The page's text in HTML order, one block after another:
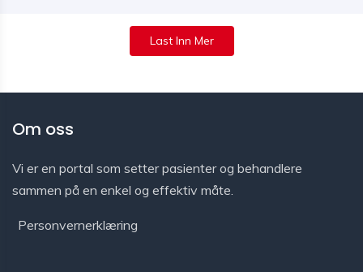
Last Inn Mer
Om oss
Vi er en portal som setter pasienter og behandlere
sammen på en enkel og effektiv måte.
Personvernerklæring